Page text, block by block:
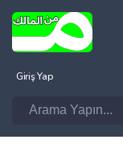
Giriş Yap